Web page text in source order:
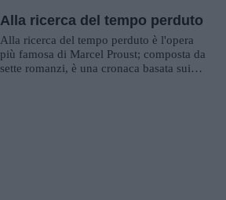
Alla ricerca del tempo perduto
Alla ricerca del tempo perduto è l'opera
più famosa di Marcel Proust; composta da
sette romanzi, è una cronaca basata sui